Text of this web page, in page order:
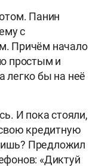
Панин
с
Причём начало
простым и
легко бы на неё
И пока стояли,
кредитную
Предложил
«Диктуй